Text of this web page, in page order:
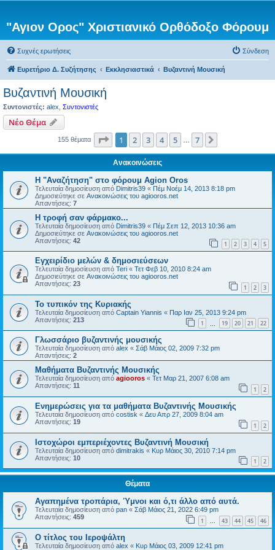
"Αγιον Ορος" Χριστιανικό Ορθόδοξο Φόρουμ
Συχνές ερωτήσεις Σύνδεση
Ευρετήριο Δ. Συζήτησης Εκκλησιαστικά Βυζαντινή Μουσική
Βυζαντινή Μουσική
Συντονιστές: alex Συντονιστές
Νέο Θέμα
155 θέματα Σελίδα από7
1 2 3 4 5 7
Ανακοινώσεις
Η "Αναζήτηση" στο φόρουμ Agion Oros
Τελευταία δημοσίευση από Dimitris39 « Πέμ Νοέμ 14, 2013 8:18 pm
Δημοσιεύτηκε σε Ανακοινώσεις του agiooros.net
Απαντήσεις: 7
H τροφή σαν φάρμακο...
Τελευταία δημοσίευση από Dimitris39 « Πέμ Σεπ 12, 2013 10:36 am
Δημοσιεύτηκε σε Ανακοινώσεις του agiooros.net
Απαντήσεις: 42 1 2 3 4 5
Εγχειρίδιο μελών & δημοσιεύσεων
Τελευταία δημοσίευση από Teri « Τετ Φεβ 10, 2010 8:24 am
Δημοσιεύτηκε σε Ανακοινώσεις του agiooros.net
Απαντήσεις: 23 1 2 3
Το τυπικόν της Κυριακής
Τελευταία δημοσίευση από Captain Yiannis « Παρ Ιαν 25, 2013 9:24 pm
Απαντήσεις: 213 1 19 20 21 22
Γλωσσάριο βυζαντινής μουσικής
Τελευταία δημοσίευση από alex « Σάβ Μάιος 02, 2009 7:32 pm
Απαντήσεις: 2
Μαθήματα Βυζαντινής Μουσικής
Τελευταία δημοσίευση από agiooros « Τετ Μαρ 21, 2007 6:08 am
Απαντήσεις: 11 1 2
Ενημερώσεις για τα μαθήματα Βυζαντινής Μουσικής
Τελευταία δημοσίευση από costisk « Δευ Απρ 27, 2009 8:04 am
Απαντήσεις: 19 1 2
Ιστοχώροι εμπεριέχοντες Βυζαντινή Μουσική
Τελευταία δημοσίευση από dimitrakis « Κυρ Μάιος 30, 2010 7:14 pm
Απαντήσεις: 10 1 2
Θέματα
Αγαπημένα τροπάρια, Ύμνοι και ό,τι άλλο από αυτά.
Τελευταία δημοσίευση από pan « Σάβ Μάιος 21, 2022 6:49 pm
Απαντήσεις: 459 1 … 43 44 45 46
O τίτλος του Ιεροψάλτη
Τελευταία δημοσίευση από alex « Κυρ Μάιος 03, 2009 12:41 pm